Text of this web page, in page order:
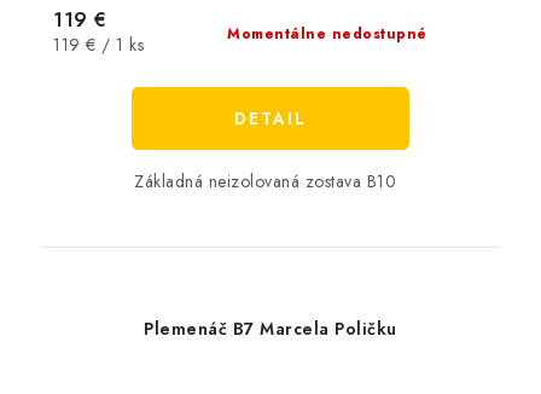
Momentálne nedostupné
119 €
Jednotková
119 € / 1 ks
DETAIL
Základná neizolovaná zostava B10
Plemenáč B7 Marcela Poličku